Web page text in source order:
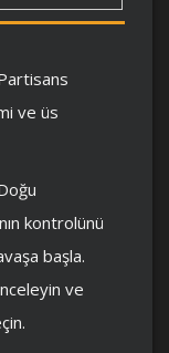
ve üs
kontrolünü
başla.
ve